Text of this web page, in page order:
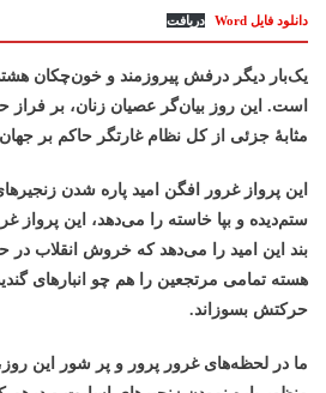
دانلود فایل Word دریافت
يک‌بار ديگر درفش پيروزمند و خون‌چکان
است. این روز بیان‌گر عصيان زنان، بر فراز
مثابۀ جزئی از کل نظام غارتگر حاکم بر
این پرواز غرور افگن امید پاره شدن
ستم‌دیده و بپا خاسته را می‌دهد، این پرواز
بند این امید را می‌دهد که خروش انقلاب
هسته تمامی مرتجعین را هم چو انبارهای
حرکتش بسوزاند.
ما در لحظه‌های غرور پرور و پر شور اين